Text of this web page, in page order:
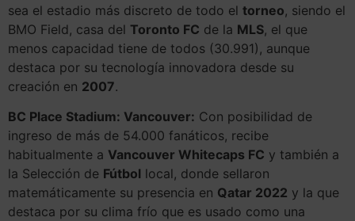
sea el estadio más discreto de todo el torneo, siendo el
BMO Field, casa del Toronto FC de la MLS, el que
menos capacidad tiene de todos (30.991), aunque
destaca por su tecnología innovadora desde su
creación en 2007.
BC Place Stadium: Vancouver: Con posibilidad de
ingreso de más de 54.000 fanáticos, recibe
habitualmente a Vancouver Whitecaps FC y también a
la Selección de Fútbol local, donde sellaron
matemáticamente su presencia en Qatar 2022 y la que
destaca por su clima frío que es usado como una